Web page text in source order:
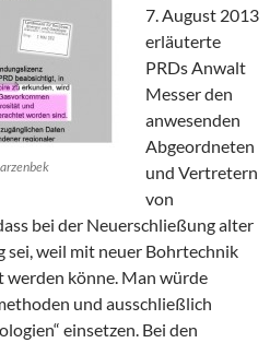
7. August 2013
erläuterte
PRDs Anwalt
Messer den
anwesenden
Abgeordneten
und Vertretern
von
bei der Neuerschließung alter
weil mit neuer Bohrtechnik
könne. Man würde
und ausschließlich
einsetzen. Bei den